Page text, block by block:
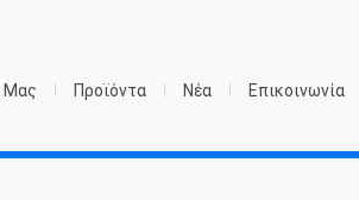
Μας Προϊόντα Νέα Επικοινωνία